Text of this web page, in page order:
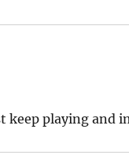
keep playing and